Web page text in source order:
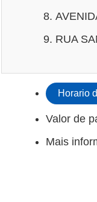
RUA
Horario
Valor de
Mais